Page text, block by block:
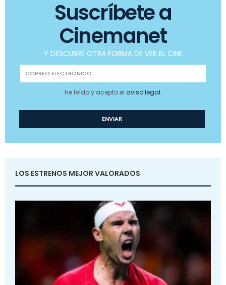
Suscríbete a
Cinemanet
Y DESCUBRE OTRA FORMA DE VER EL CINE
He leído y acepto el aviso legal.
LOS ESTRENOS MEJOR VALORADOS